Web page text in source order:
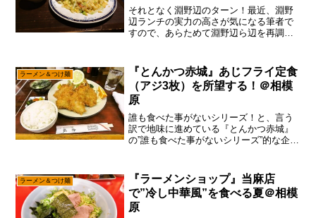
それとなく淵野辺のターン！最近、淵野
辺ランチの実力の高さが気になる筆者で
すので、あらためて淵野辺ら辺を再調査
王』は気になっていた次第でして、前か
ら行こうかな～とは思って...
ラーメン＆つけ麺
『とんかつ赤城』あじフライ定食
（アジ3枚）を所望する！＠相模
原
誰も食べた事がないシリーズ！と、言う
訳で地味に進めている『とんかつ赤城』
の”誰も食べた事がないシリーズ”的な企画
が『あじフライ定食』をオーダーしてい
るのを目撃しているの...
ラーメン＆つけ麺
『ラーメンショップ』当麻店
で”冷し中華風”を食べる夏＠相模
原